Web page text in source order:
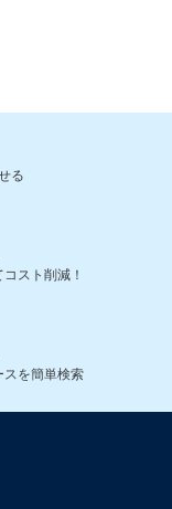
る
スト削減！
スを簡単検索